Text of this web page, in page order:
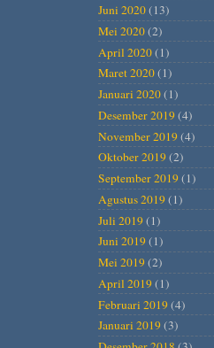
Juni 2020(13)
Mei 2020(2)
April 2020(1)
Maret 2020(1)
Januari 2020(1)
Desember 2019(4)
November 2019(4)
Oktober 2019(2)
September 2019(1)
Agustus 2019(1)
Juli 2019(1)
Juni 2019(1)
Mei 2019(2)
April 2019(1)
Februari 2019(4)
Januari 2019(3)